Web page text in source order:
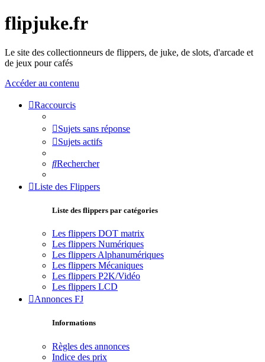
flipjuke.fr
Le site des collectionneurs de flippers, de juke, de slots, d'arcade et
de jeux pour cafés
Accéder au contenu
Raccourcis
Sujets sans réponse
Sujets actifs
Rechercher
Liste des Flippers
Liste des flippers par catégories
Les flippers DOT matrix
Les flippers Numériques
Les flippers Alphanumériques
Les flippers Mécaniques
Les flippers P2K/Vidéo
Les flippers LCD
Annonces FJ
Informations
Règles des annonces
Indice des prix